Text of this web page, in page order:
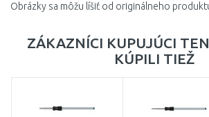
Obrázky sa môžu líšiť od originálneho
ZÁKAZNÍCI KUPUJÚCI
KÚPILI TIEŽ